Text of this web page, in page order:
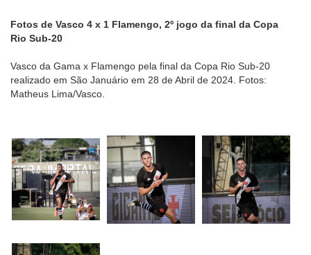
Fotos de Vasco 4 x 1 Flamengo, 2º jogo da final da Copa
Rio Sub-20
Vasco da Gama x Flamengo pela final da Copa Rio Sub-20
realizado em São Januário em 28 de Abril de 2024. Fotos:
Matheus Lima/Vasco.